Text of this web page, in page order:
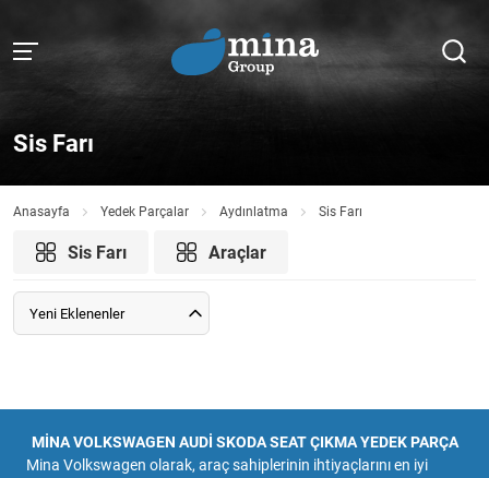
Sis Farı
Anasayfa Yedek Parçalar Aydınlatma Sis Farı
Sis Farı Araçlar
Yeni Eklenenler
MİNA VOLKSWAGEN AUDİ SKODA SEAT ÇIKMA YEDEK PARÇA
Mina Volkswagen olarak, araç sahiplerinin ihtiyaçlarını en iyi